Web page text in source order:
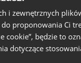
i zewnętrznych
proponowania Ci
będzie to
dotyczące